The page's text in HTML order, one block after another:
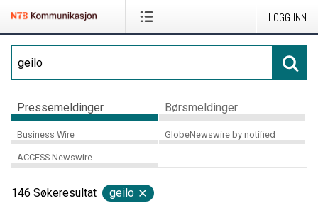
LOGG INN
Pressemeldinger Børsmeldinger
Business Wire GlobeNewswire by notified
ACCESS Newswire
146 Søkeresultat geilo